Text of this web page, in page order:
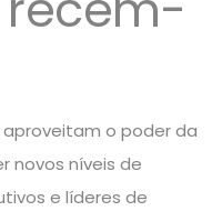
o poder da
novos níveis de
e líderes de